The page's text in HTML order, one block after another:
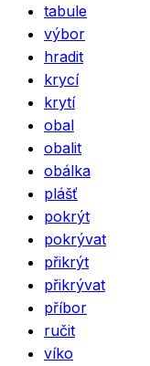
tabule
výbor
hradit
krycí
krytí
obal
obalit
obálka
plášť
pokrýt
pokrývat
přikrýt
přikrývat
příbor
ručit
víko